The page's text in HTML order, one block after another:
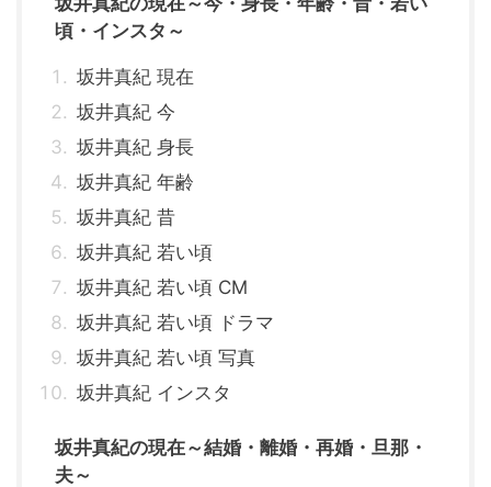
頃・インスタ～
坂井真紀 現在
坂井真紀 今
坂井真紀 身長
坂井真紀 年齢
坂井真紀 昔
坂井真紀 若い頃
坂井真紀 若い頃 CM
坂井真紀 若い頃 ドラマ
坂井真紀 若い頃 写真
坂井真紀 インスタ
坂井真紀の現在～結婚・離婚・再婚・旦那・
夫～